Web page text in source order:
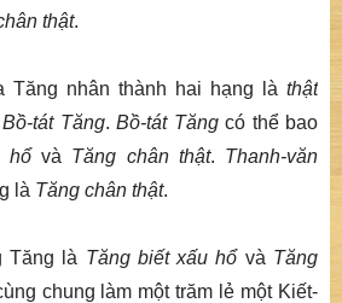
thật.
Tăng nhân thành hai hạng là thật
Bồ-tát Tăng.Bồ-tát Tăngcó thể bao
hổvà Tăng chân thật. Thanh-văn
là Tăng chân thật.
Tăng là Tăng biết xấu hổvà Tăng
chung làm một trăm lẻ một Kiết-